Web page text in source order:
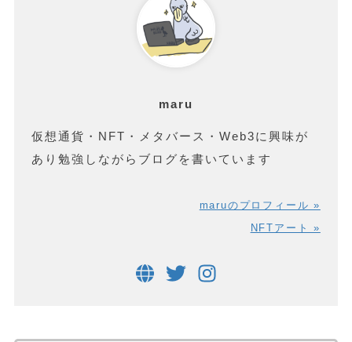
maru
仮想通貨・NFT・メタバース・Web3に興味が
あり勉強しながらブログを書いています
maruのプロフィール »
NFTアート »